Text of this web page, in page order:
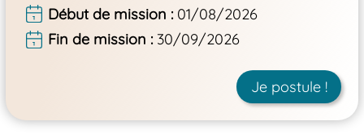
Début de mission
01/08/2026
Fin de mission
30/09/2026
Je postule !